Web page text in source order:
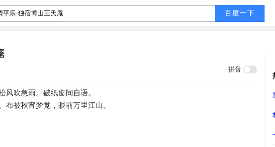
拼音
风吹急雨。破纸窗间自语。
布被秋宵梦觉，眼前万里江山。